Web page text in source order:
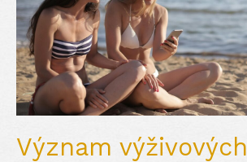
Význam výživových